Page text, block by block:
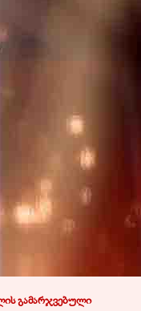
გამარჯვებული